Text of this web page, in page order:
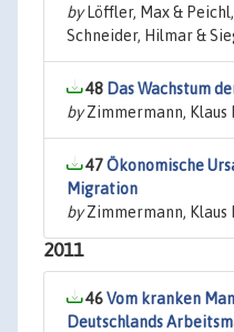
byLöffler, Max &
Schneider, Hilmar &
48 Das Wachstum
byZimmermann, Klaus
47Ökonomische
Migration
byZimmermann, Klaus
2011
46Vom kranken
Deutschlands